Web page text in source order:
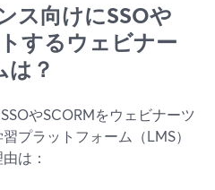
ス向けにSSOや
するウェビナー
は？
やSCORMをウェビナーツ
プラットフォーム（LMS）
は：